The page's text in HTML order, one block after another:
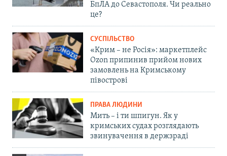
БпЛА до Севастополя. Чи реально
це?
СУСПІЛЬСТВО
«Крим – не Росія»: маркетплейс
Ozon припинив прийом нових
замовлень на Кримському
півострові
ПРАВА ЛЮДИНИ
Мить – і ти шпигун. Як у
кримських судах розглядають
звинувачення в держзраді